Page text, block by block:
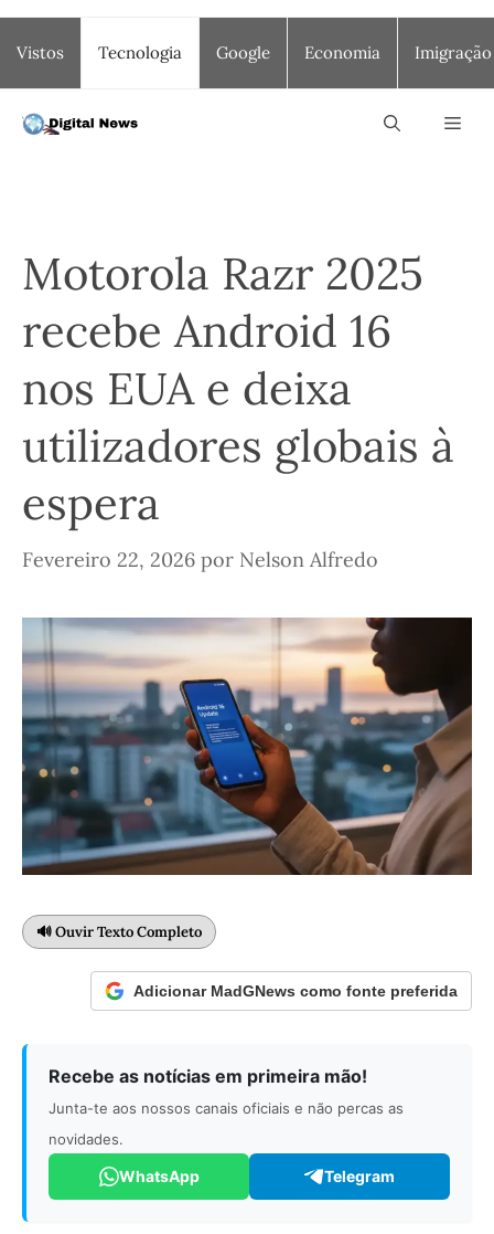
para
o
conteúdo
Vistos Tecnologia Google Economia Imigração
Motorola Razr 2025
recebe Android 16
nos EUA e deixa
utilizadores globais à
espera
Fevereiro 22, 2026 por Nelson Alfredo
🔊 Ouvir Texto Completo
Adicionar MadGNews como fonte preferida
Recebe as notícias em primeira mão!
Junta-te aos nossos canais oficiais e não percas as
novidades.
WhatsApp Telegram